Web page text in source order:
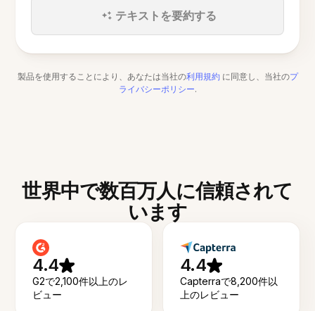
テキストを要約する
製品を使用することにより、あなたは当社の利用規約 に同意し、当社のプ
ライバシーポリシー.
世界中で数百万人に信頼されて
います
4.4
G2で2,100件以上のレ
ビュー
4.4
Capterraで8,200件以
上のレビュー